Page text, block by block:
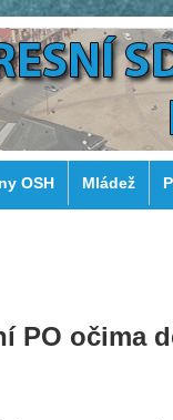
OSH Mládež
PO očima